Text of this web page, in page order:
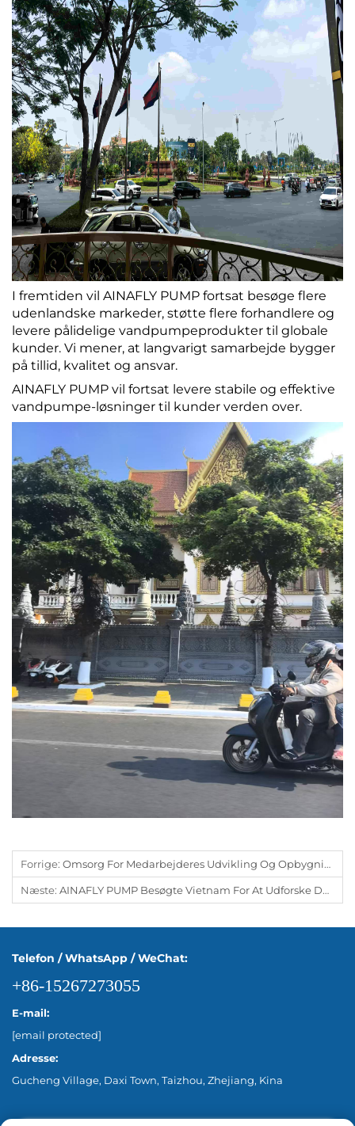
I fremtiden vil AINAFLY PUMP fortsat besøge flere
udenlandske markeder, støtte flere forhandlere og
levere pålidelige vandpumpeprodukter til globale
kunder. Vi mener, at langvarigt samarbejde bygger
på tillid, kvalitet og ansvar.
AINAFLY PUMP vil fortsat levere stabile og effektive
vandpumpe-løsninger til kunder verden over.
Forrige: Omsorg For Medarbejderes Udvikling Og Opbygning Af En Stærkere Virksomhedskultur
Næste: AINAFLY PUMP Besøgte Vietnam For At Udforske Det Lokale Marked For Vandpumper Og Styrke Kundesamarbejdet
Telefon / WhatsApp / WeChat:
+86-15267273055
E-mail:
[email protected]
Adresse:
Gucheng Village, Daxi Town, Taizhou, Zhejiang, Kina